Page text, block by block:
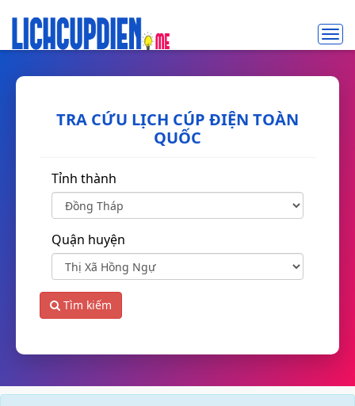
TRA CỨU LỊCH CÚP ĐIỆN TOÀN
QUỐC
Tỉnh thành
Quận huyện
Tìm kiếm